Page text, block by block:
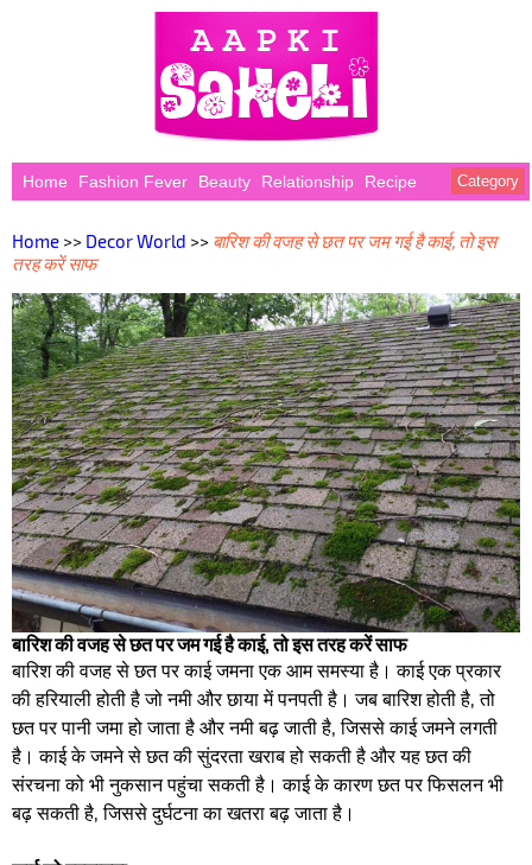
Home Fashion Fever Beauty Relationship Recipe Category
Home >> Decor World >> बारिश की वजह से छत पर जम गई है काई, तो इस
तरह करें साफ
बारिश की वजह से छत पर जम गई है काई, तो इस तरह करें साफ
बारिश की वजह से छत पर काई जमना एक आम समस्या है। काई एक प्रकार
की हरियाली होती है जो नमी और छाया में पनपती है। जब बारिश होती है, तो
छत पर पानी जमा हो जाता है और नमी बढ़ जाती है, जिससे काई जमने लगती
है। काई के जमने से छत की सुंदरता खराब हो सकती है और यह छत की
संरचना को भी नुकसान पहुंचा सकती है। काई के कारण छत पर फिसलन भी
बढ़ सकती है, जिससे दुर्घटना का खतरा बढ़ जाता है।